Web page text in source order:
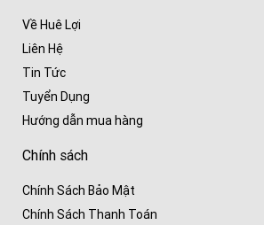
Về Huê Lợi
Liên Hệ
Tin Tức
Tuyển Dụng
Hướng dẫn mua hàng
Chính sách
Chính Sách Bảo Mật
Chính Sách Thanh Toán